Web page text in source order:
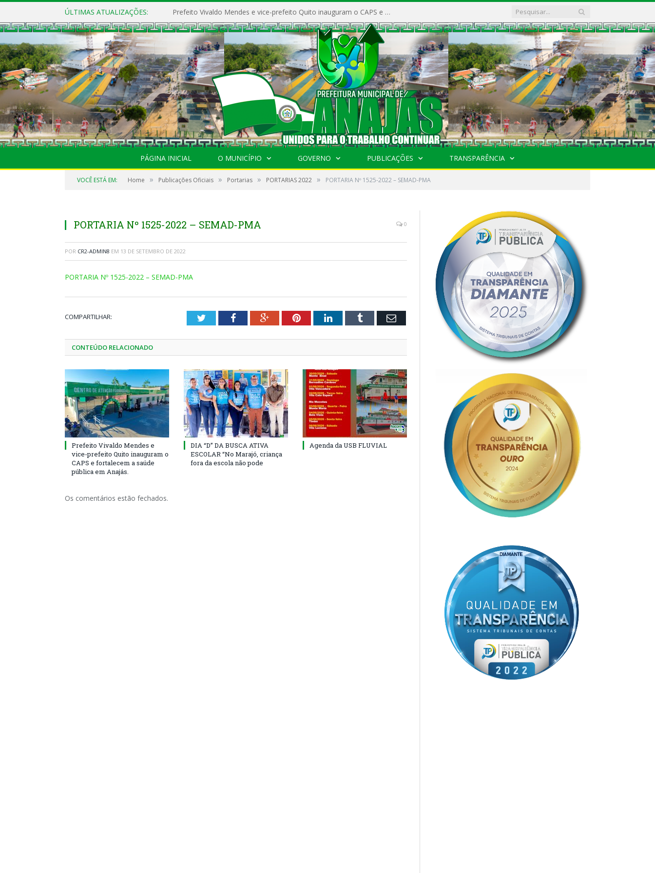
ÚLTIMAS ATUALIZAÇÕES: Prefeito Vivaldo Mendes e vice-prefeito Quito inauguram o CAPS e fortalecem a saúde pública em Anajás.
PÁGINA INICIAL O MUNICÍPIO GOVERNO PUBLICAÇÕES TRANSPARÊNCIA
VOCÊ ESTÁ EM: Home » Publicações Oficiais » Portarias » PORTARIAS 2022 » PORTARIA Nº 1525-2022 – SEMAD-PMA
PORTARIA Nº 1525-2022 – SEMAD-PMA 0
POR CR2-ADMIN8 EM 13 DE SETEMBRO DE 2022
PORTARIA Nº 1525-2022 – SEMAD-PMA
COMPARTILHAR: TwitterFacebookGoogle+PinterestLinkedInTumblr Email
CONTEÚDO RELACIONADO
Prefeito Vivaldo Mendes e
vice-prefeito Quito inauguram o
CAPS e fortalecem a saúde
pública em Anajás.
DIA “D” DA BUSCA ATIVA
ESCOLAR “No Marajó, criança
fora da escola não pode
Agenda da USB FLUVIAL
Os comentários estão fechados.